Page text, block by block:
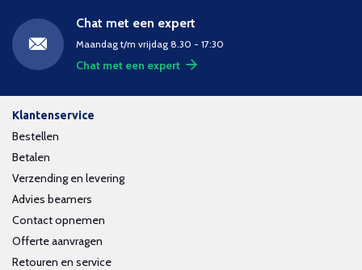
Chat met een expert
Maandag t/m vrijdag 8.30 - 17:30
Chat met een expert
Klantenservice
Bestellen
Betalen
Verzending en levering
Advies beamers
Contact opnemen
Offerte aanvragen
Retouren en service